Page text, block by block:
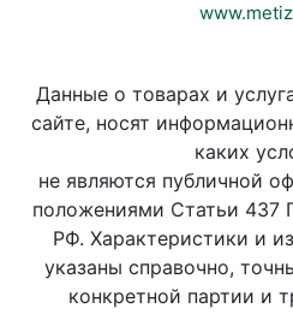
Данные о товарах и
сайте, носят
каких
не являются публичной
положениями Статьи 437
РФ. Характеристики и
указаны справочно,
конкретной партии и